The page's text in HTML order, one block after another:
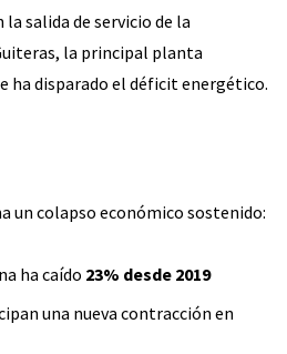
salida de servicio de la
la principal planta
ha disparado el déficit energético.
un colapso económico sostenido:
ha caído 23% desde 2019
una nueva contracción en